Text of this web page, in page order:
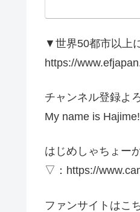
▼世界50都市以上
https://
チャンネル登録よ
My name is Hajime!
はじめしゃちょー
▽：https://
ファンサイトはこ